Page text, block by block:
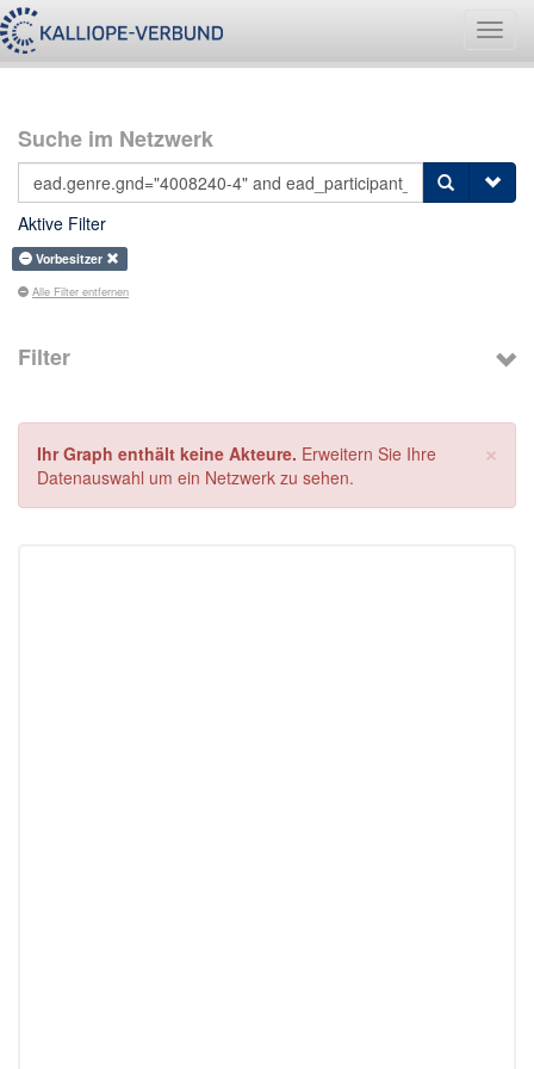
Suche im Netzwerk
Aktive Filter
Vorbesitzer
Alle Filter entfernen
Filter
×
Ihr Graph enthält keine Akteure. Erweitern Sie Ihre
Datenauswahl um ein Netzwerk zu sehen.